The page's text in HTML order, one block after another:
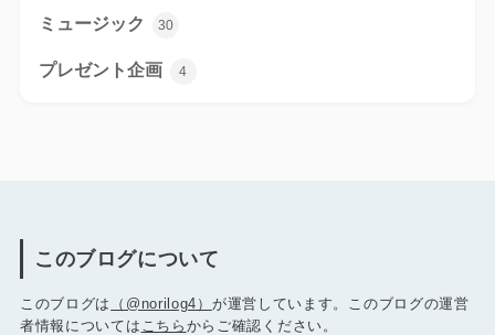
ミュージック 30
プレゼント企画 4
このブログについて
このブログは （@norilog4） が運営しています。このブログの運営
者情報については こちら からご確認ください。